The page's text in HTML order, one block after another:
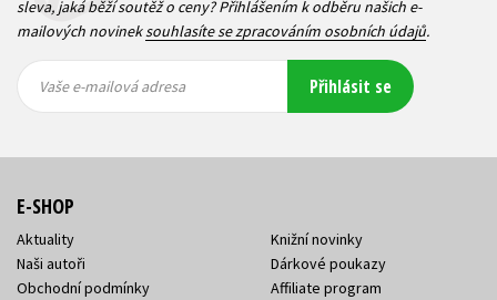
sleva, jaká běží soutěž o ceny? Přihlášením k odběru našich e-
mailových novineksouhlasíte se zpracováním osobních údajů.
mailová
mailová
Vaše e-mailová adresa Přihlásit se
E-SHOP
Aktuality
Naši autoři
Obchodní podmínky
Knižní novinky
Dárkové poukazy
Affiliate program